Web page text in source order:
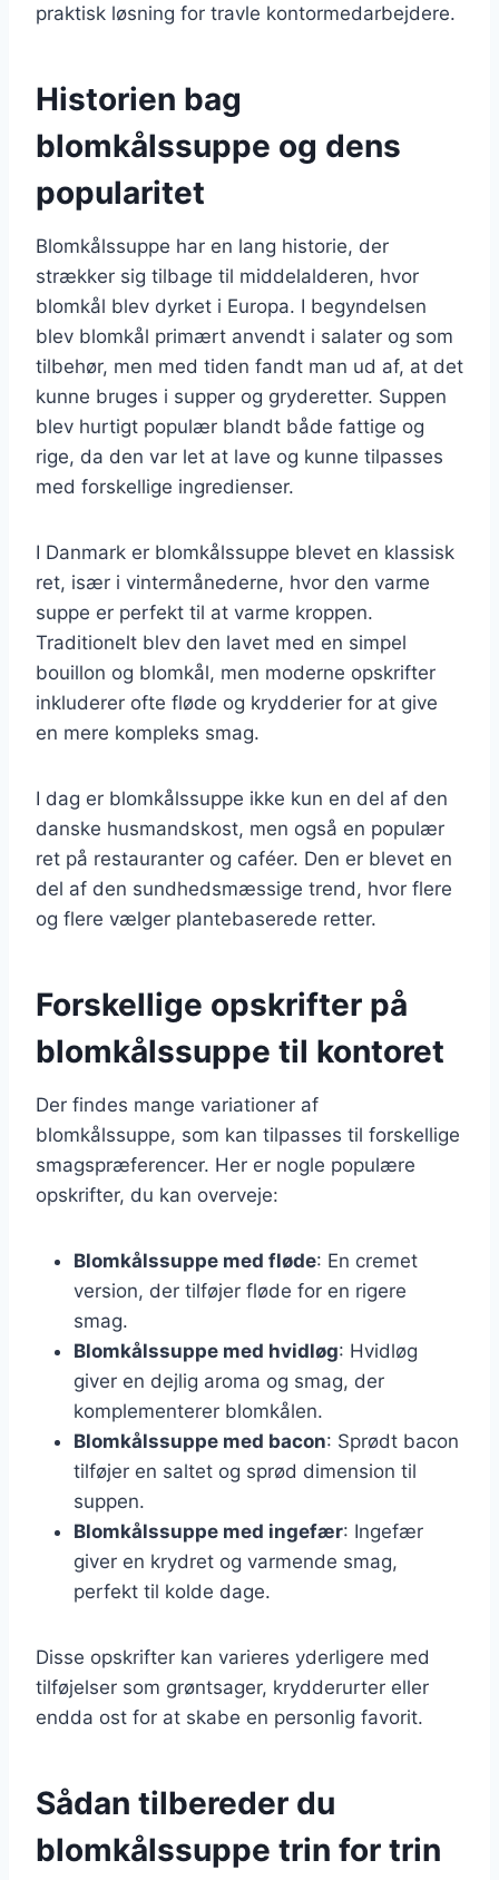
praktisk løsning for travle kontormedarbejdere.
Historien bag
blomkålssuppe og dens
popularitet
Blomkålssuppe har en lang historie, der
strækker sig tilbage til middelalderen, hvor
blomkål blev dyrket i Europa. I begyndelsen
blev blomkål primært anvendt i salater og som
tilbehør, men med tiden fandt man ud af, at det
kunne bruges i supper og gryderetter. Suppen
blev hurtigt populær blandt både fattige og
rige, da den var let at lave og kunne tilpasses
med forskellige ingredienser.
I Danmark er blomkålssuppe blevet en klassisk
ret, især i vintermånederne, hvor den varme
suppe er perfekt til at varme kroppen.
Traditionelt blev den lavet med en simpel
bouillon og blomkål, men moderne opskrifter
inkluderer ofte fløde og krydderier for at give
en mere kompleks smag.
I dag er blomkålssuppe ikke kun en del af den
danske husmandskost, men også en populær
ret på restauranter og caféer. Den er blevet en
del af den sundhedsmæssige trend, hvor flere
og flere vælger plantebaserede retter.
Forskellige opskrifter på
blomkålssuppe til kontoret
Der findes mange variationer af
blomkålssuppe, som kan tilpasses til forskellige
smagspræferencer. Her er nogle populære
opskrifter, du kan overveje:
Blomkålssuppe med fløde: En cremet
version, der tilføjer fløde for en rigere
smag.
Blomkålssuppe med hvidløg: Hvidløg
giver en dejlig aroma og smag, der
komplementerer blomkålen.
Blomkålssuppe med bacon: Sprødt bacon
tilføjer en saltet og sprød dimension til
suppen.
Blomkålssuppe med ingefær: Ingefær
giver en krydret og varmende smag,
perfekt til kolde dage.
Disse opskrifter kan varieres yderligere med
tilføjelser som grøntsager, krydderurter eller
endda ost for at skabe en personlig favorit.
Sådan tilbereder du
blomkålssuppe trin for trin